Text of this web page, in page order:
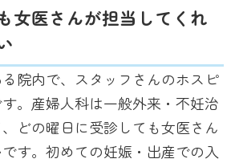
女医さんが担当してくれ
院内で、スタッフさんのホスピ
。産婦人科は一般外来・不妊治
どの曜日に受診しても女医さん
す。初めての妊娠・出産での入